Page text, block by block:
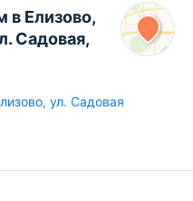
в Елизово,
Садовая,
, ул. Садовая